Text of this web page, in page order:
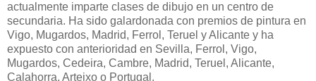
actualmente imparte clases de dibujo en un centro de
secundaria. Ha sido galardonada con premios de pintura en
Vigo, Mugardos, Madrid, Ferrol, Teruel y Alicante y ha
expuesto con anterioridad en Sevilla, Ferrol, Vigo,
Mugardos, Cedeira, Cambre, Madrid, Teruel, Alicante,
Calahorra, Arteixo o Portugal.